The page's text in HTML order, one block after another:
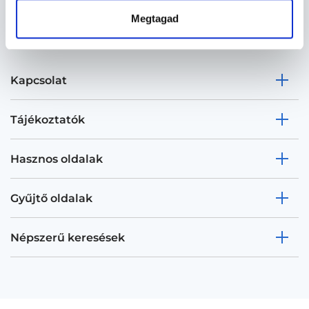
Megtagad
Kapcsolat
Tájékoztatók
Hasznos oldalak
Gyűjtő oldalak
Népszerű keresések